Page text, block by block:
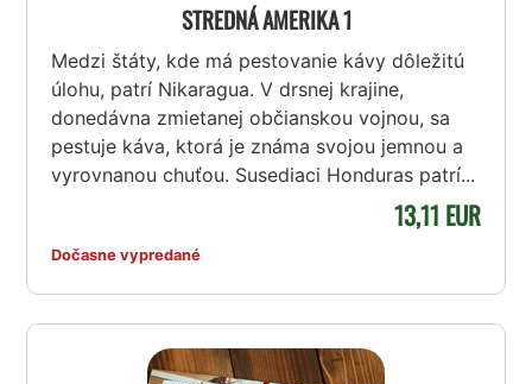
STREDNÁ AMERIKA 1
Medzi štáty, kde má pestovanie kávy dôležitú
úlohu, patrí Nikaragua. V drsnej krajine,
donedávna zmietanej občianskou vojnou, sa
pestuje káva, ktorá je známa svojou jemnou a
vyrovnanou chuťou. Susediaci Honduras patrí...
Dočasne vypredané
13,11 EUR